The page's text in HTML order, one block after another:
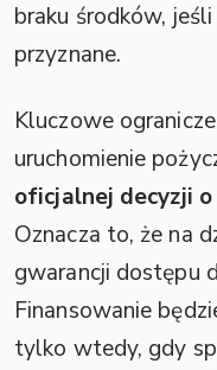
braku środków,
przyznane.
Kluczowe
uruchomienie
oficjalnej decyzji
Oznacza to, że na
gwarancji dostępu
Finansowanie
tylko wtedy, gdy